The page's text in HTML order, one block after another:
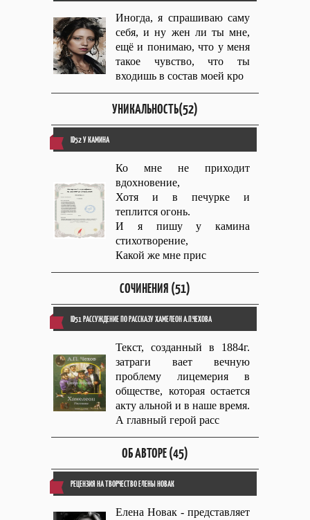
Иногда, я спрашиваю саму
себя, и ну жен ли ты мне,
ещё и понимаю, что у меня
такое чувство, что ты
входишь в состав моей кро
УНИКАЛЬНОСТЬ(52)
ID52 У КАМИНА
Ко мне не приходит
вдохновение,
Хотя и в печурке и
теплится огонь.
И я пишу у камина
стихотворение,
Какой же мне прис
СОЧИНЕНИЯ (51)
ID51 РАССУЖДЕНИЕ ПО РАССКАЗУ ХАМЕЛЕОН А.П.ЧЕХОВА
Текст, созданный в 1884г.
затраги вает вечную
проблему лицемерия в
обществе, которая остается
акту альной и в наше время.
А главный герой расс
ОБ АВТОРЕ (45)
РЕЦЕНЗИЯ НА ТВОРЧЕСТВО ЕЛЕНЫ НОВАК
Елена Новак - представляет